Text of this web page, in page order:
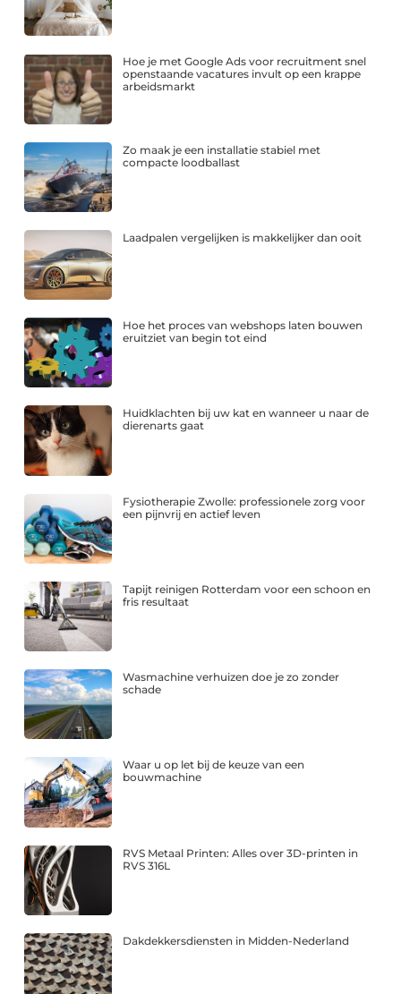
Hoe je met Google Ads voor recruitment snel
openstaande vacatures invult op een krappe
arbeidsmarkt
Zo maak je een installatie stabiel met
compacte loodballast
Laadpalen vergelijken is makkelijker dan ooit
Hoe het proces van webshops laten bouwen
eruitziet van begin tot eind
Huidklachten bij uw kat en wanneer u naar de
dierenarts gaat
Fysiotherapie Zwolle: professionele zorg voor
een pijnvrij en actief leven
Tapijt reinigen Rotterdam voor een schoon en
fris resultaat
Wasmachine verhuizen doe je zo zonder
schade
Waar u op let bij de keuze van een
bouwmachine
RVS Metaal Printen: Alles over 3D-printen in
RVS 316L
Dakdekkersdiensten in Midden-Nederland